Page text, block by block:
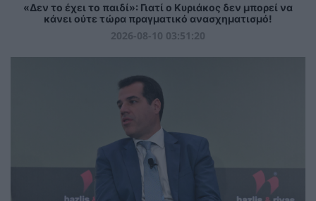
«Δεν το έχει το παιδί»: Γιατί ο Κυριάκος δεν μπορεί να
κάνει ούτε τώρα πραγματικό ανασχηματισμό!
2026-08-10 03:51:20